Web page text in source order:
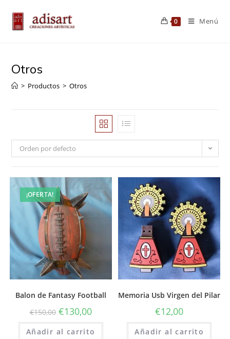
contenido
0 Menú
Otros
> Productos > Otros
Orden por defecto
¡OFERTA!
Balon de Fantasy Football
€150,00 €130,00
Añadir al carrito
Memoria Usb Virgen del Pilar
€12,00
Añadir al carrito